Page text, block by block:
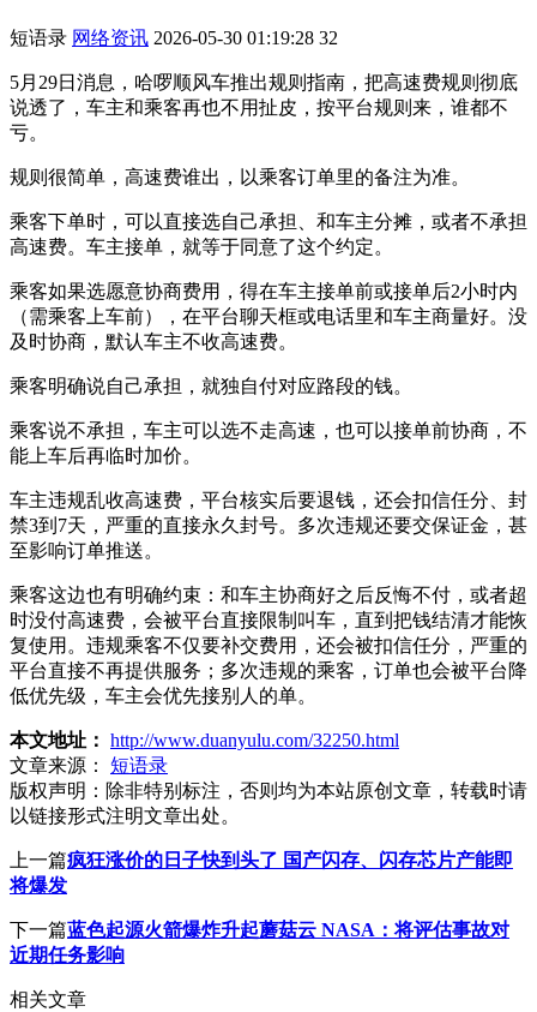
短语录 网络资讯 2026-05-30 01:19:28 32
5月29日消息，哈啰顺风车推出规则指南，把高速费规则彻底
说透了，车主和乘客再也不用扯皮，按平台规则来，谁都不
亏。
规则很简单，高速费谁出，以乘客订单里的备注为准。
乘客下单时，可以直接选自己承担、和车主分摊，或者不承担
高速费。车主接单，就等于同意了这个约定。
乘客如果选愿意协商费用，得在车主接单前或接单后2小时内
（需乘客上车前），在平台聊天框或电话里和车主商量好。没
及时协商，默认车主不收高速费。
乘客明确说自己承担，就独自付对应路段的钱。
乘客说不承担，车主可以选不走高速，也可以接单前协商，不
能上车后再临时加价。
车主违规乱收高速费，平台核实后要退钱，还会扣信任分、封
禁3到7天，严重的直接永久封号。多次违规还要交保证金，甚
至影响订单推送。
乘客这边也有明确约束：和车主协商好之后反悔不付，或者超
时没付高速费，会被平台直接限制叫车，直到把钱结清才能恢
复使用。违规乘客不仅要补交费用，还会被扣信任分，严重的
平台直接不再提供服务；多次违规的乘客，订单也会被平台降
低优先级，车主会优先接别人的单。
本文地址： http://www.duanyulu.com/32250.html
文章来源：
短语录
版权声明： 除非特别标注，否则均为本站原创文章，转载时请
以链接形式注明文章出处。
上一篇疯狂涨价的日子快到头了 国产闪存、闪存芯片产能即
将爆发
下一篇蓝色起源火箭爆炸升起蘑菇云 NASA：将评估事故对
近期任务影响
相关文章